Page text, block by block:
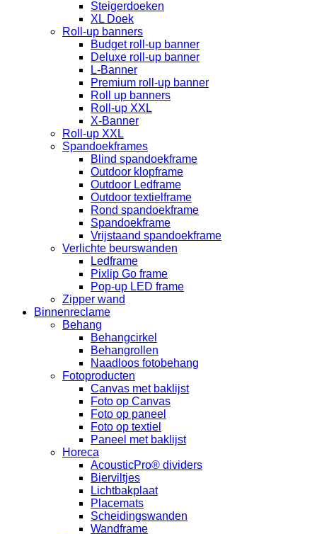
Steigerdoeken
XL Doek
Roll-up banners
Budget roll-up banner
Deluxe roll-up banner
L-Banner
Premium roll-up banner
Roll up banners
Roll-up XXL
X-Banner
Roll-up XXL
Spandoekframes
Blind spandoekframe
Outdoor klopframe
Outdoor Ledframe
Outdoor textielframe
Rond spandoekframe
Spandoekframe
Vrijstaand spandoekframe
Verlichte beurswanden
Ledframe
Pixlip Go frame
Pop-up LED frame
Zipper wand
Binnenreclame
Behang
Behangcirkel
Behangrollen
Naadloos fotobehang
Fotoproducten
Canvas met baklijst
Foto op Canvas
Foto op paneel
Foto op textiel
Paneel met baklijst
Horeca
AcousticPro® dividers
Bierviltjes
Lichtbakplaat
Placemats
Scheidingswanden
Wandframe